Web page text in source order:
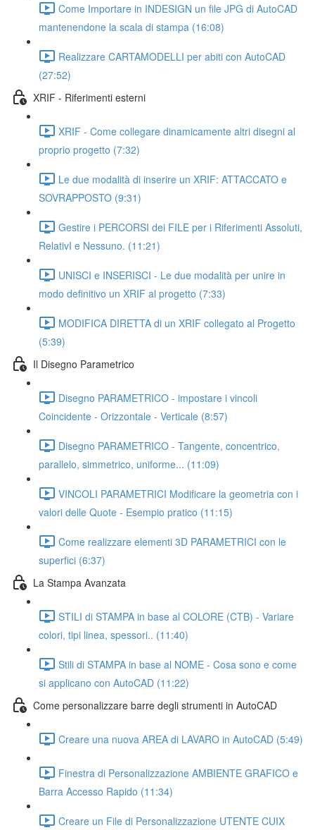
Come Importare in INDESIGN un file JPG di AutoCAD
mantenendone la scala di stampa (16:08)
Realizzare CARTAMODELLI per abiti con AutoCAD
(27:52)
XRIF - Riferimenti esterni
XRIF - Come collegare dinamicamente altri disegni al
proprio progetto (7:32)
Le due modalità di inserire un XRIF: ATTACCATO e
SOVRAPPOSTO (9:31)
Gestire i PERCORSI dei FILE per i Riferimenti Assoluti,
RelativI e Nessuno. (11:21)
UNISCI e INSERISCI - Le due modalità per unire in
modo definitivo un XRIF al progetto (7:33)
MODIFICA DIRETTA di un XRIF collegato al Progetto
(5:39)
Il Disegno Parametrico
Disegno PARAMETRICO - impostare i vincoli
Coincidente - Orizzontale - Verticale (8:57)
Disegno PARAMETRICO - Tangente, concentrico,
parallelo, simmetrico, uniforme... (11:09)
VINCOLI PARAMETRICI Modificare la geometria con i
valori delle Quote - Esempio pratico (11:15)
Come realizzare elementi 3D PARAMETRICI con le
superfici (6:37)
La Stampa Avanzata
STILI di STAMPA in base al COLORE (CTB) - Variare
colori, tipi linea, spessori.. (11:40)
Stili di STAMPA in base al NOME - Cosa sono e come
si applicano con AutoCAD (11:22)
Come personalizzare barre degli strumenti in AutoCAD
Creare una nuova AREA di LAVARO in AutoCAD (5:49)
Finestra di Personalizzazione AMBIENTE GRAFICO e
Barra Accesso Rapido (11:34)
Creare un File di Personalizzazione UTENTE CUIX